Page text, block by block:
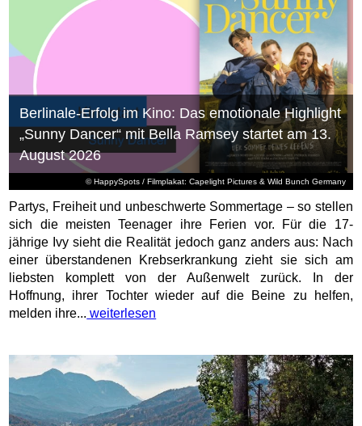
© HappySpots / Filmplakat: Capelight Pictures & Wild Bunch Germany
Berlinale-Erfolg im Kino: Das emotionale Highlight
„Sunny Dancer“ mit Bella Ramsey startet am 13.
August 2026
Partys, Freiheit und unbeschwerte Sommertage – so stellen
sich die meisten Teenager ihre Ferien vor. Für die 17-
jährige Ivy sieht die Realität jedoch ganz anders aus: Nach
einer überstandenen Krebserkrankung zieht sie sich am
liebsten komplett von der Außenwelt zurück. In der
Hoffnung, ihrer Tochter wieder auf die Beine zu helfen,
melden ihre... weiterlesen